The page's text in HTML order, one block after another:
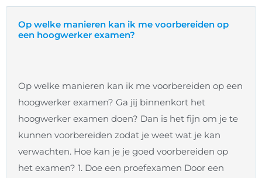
Op welke manieren kan ik me voorbereiden op
een hoogwerker examen?
Op welke manieren kan ik me voorbereiden op een
hoogwerker examen? Ga jij binnenkort het
hoogwerker examen doen? Dan is het fijn om je te
kunnen voorbereiden zodat je weet wat je kan
verwachten. Hoe kan je je goed voorbereiden op
het examen? 1. Doe een proefexamen Door een